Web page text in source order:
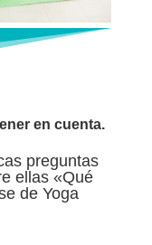
en cuenta.
preguntas
ellas «Qué
de Yoga